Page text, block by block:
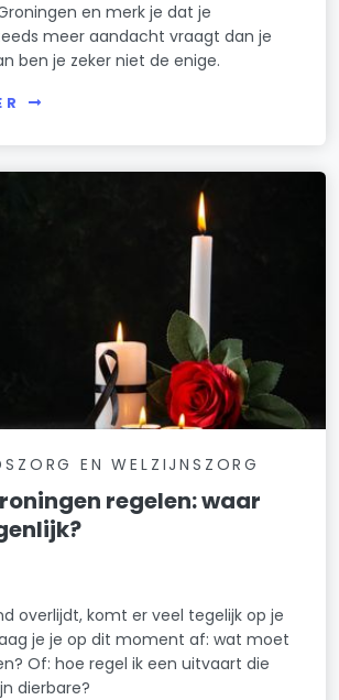
en merk je dat je
meer aandacht vraagt dan je
ben je zeker niet de enige.
EN WELZIJNSZORG
regelen: waar
overlijdt, komt er veel tegelijk op je
je je op dit moment af: wat moet
Of: hoe regel ik een uitvaart die
dierbare?